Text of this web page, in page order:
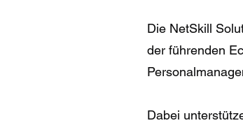
Die NetSkill
der führenden
Dabei